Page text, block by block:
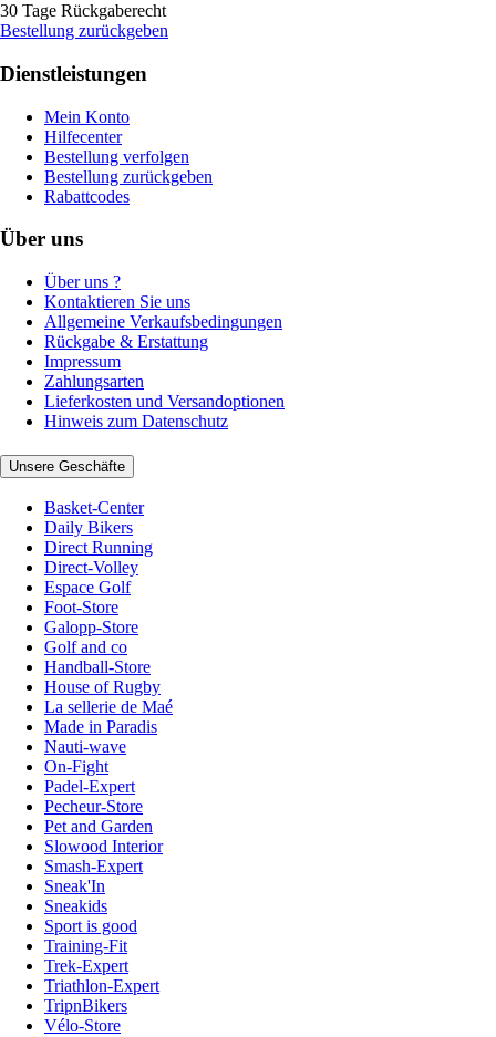
30 Tage Rückgaberecht
Bestellung zurückgeben
Dienstleistungen
Mein Konto
Hilfecenter
Bestellung verfolgen
Bestellung zurückgeben
Rabattcodes
Über uns
Über uns ?
Kontaktieren Sie uns
Allgemeine Verkaufsbedingungen
Rückgabe & Erstattung
Impressum
Zahlungsarten
Lieferkosten und Versandoptionen
Hinweis zum Datenschutz
Unsere Geschäfte
Basket-Center
Daily Bikers
Direct Running
Direct-Volley
Espace Golf
Foot-Store
Galopp-Store
Golf and co
Handball-Store
House of Rugby
La sellerie de Maé
Made in Paradis
Nauti-wave
On-Fight
Padel-Expert
Pecheur-Store
Pet and Garden
Slowood Interior
Smash-Expert
Sneak'In
Sneakids
Sport is good
Training-Fit
Trek-Expert
Triathlon-Expert
TripnBikers
Vélo-Store